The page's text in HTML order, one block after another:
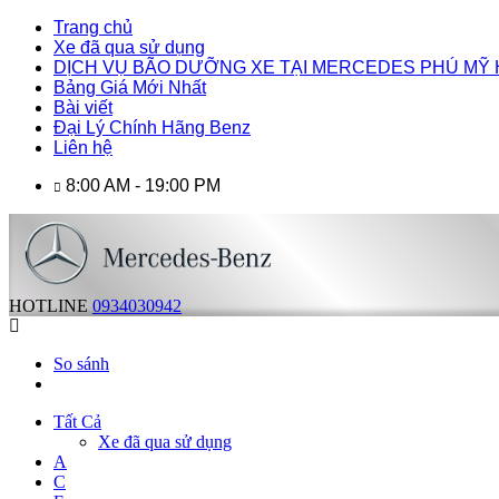
Trang chủ
Xe đã qua sử dụng
DỊCH VỤ BÃO DƯỠNG XE TẠI MERCEDES PHÚ MỸ
Bảng Giá Mới Nhất
Bài viết
Đại Lý Chính Hãng Benz
Liên hệ
8:00 AM - 19:00 PM
HOTLINE 0934030942
So sánh
Tất Cả
Xe đã qua sử dụng
A
C